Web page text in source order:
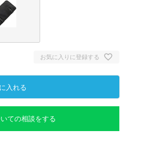
お気に入りに登録する
入れる
ての相談をする